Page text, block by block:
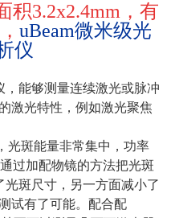
积3.2x2.4mm，有
， uBeam微米级光
仪
，能够测量连续激光或脉冲
激光特性，例如激光聚焦
光斑能量非常集中，功率
通过加配物镜的方法把光斑
光斑尺寸，另一方面减小了
试有了可能。配合配